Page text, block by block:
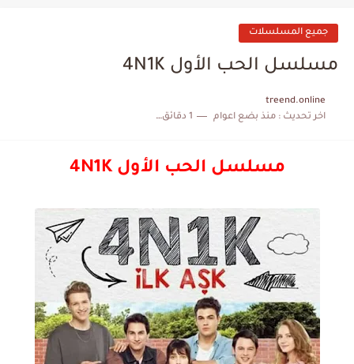
جميع المسلسلات
مسلسل الحب الأول 4N1K
treend.online
اخر تحديث :منذ بضع اعوام 1 دقائق للقراءة
مسلسل الحب الأول 4N1K